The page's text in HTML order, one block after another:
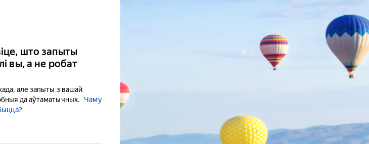
што запыты
вы, а не робат
але запыты з вашай
да аўтаматычных.
Чаму